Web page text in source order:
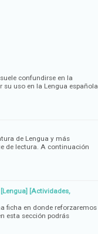
confundirse en la
uso en la Lengua española,
de Lengua y más
de lectura. A continuación
[Actividades,
ficha en donde reforzaremos
esta sección podrás